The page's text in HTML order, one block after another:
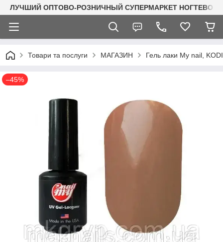
ЛУЧШИЙ ОПТОВО-РОЗНИЧНЫЙ СУПЕРМАРКЕТ
Товари та послуги МАГАЗИН Гель лаки My nail,
–45%